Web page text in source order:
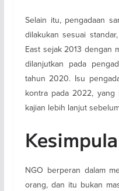
Selain itu, pengadaan
dilakukan sesuai
East sejak 2013 dengan
dilanjutkan pada
tahun 2020. Isu
kontra pada 2022, yang
kajian lebih lanjut
NGO berperan dalam
orang, dan itu bukan